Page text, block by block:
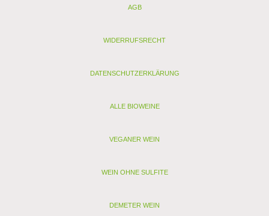
AGB
WIDERRUFSRECHT
DATENSCHUTZERKLÄRUNG
ALLE BIOWEINE
VEGANER WEIN
WEIN OHNE SULFITE
DEMETER WEIN